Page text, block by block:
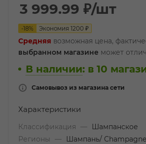
3 999.99 ₽/шт
-18% Экономия 1200 ₽
Средняя возможная цена,
выбранном магазине может
В наличии: в 10
Самовывоз из магазина сети
Характеристики
Классификация —
Шампанское
Регионы
—
Шампань/ Champagne